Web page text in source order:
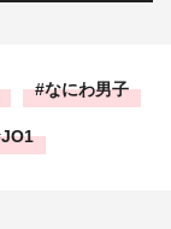
なにわ男子
JO1